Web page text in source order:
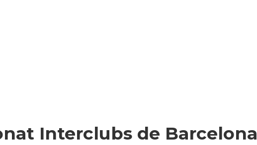
Interclubs de Barcelona